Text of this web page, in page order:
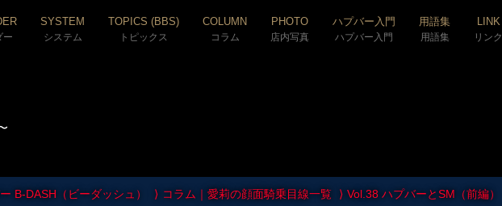
ー
SYSTEM
システム
TOPICS (BBS)
トピックス
COLUMN
コラム
PHOTO
店内写真
ハプバー入門
ハプバー入門
用語集
用語集
LINK
リンク
B-DASH（ビーダッシュ） コラム｜愛莉の顔面騎乗目線一覧 Vol.38 ハプバーとSM（前編）